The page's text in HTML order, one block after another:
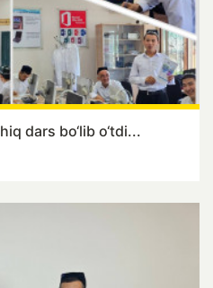
dars bo‘lib o‘tdi...